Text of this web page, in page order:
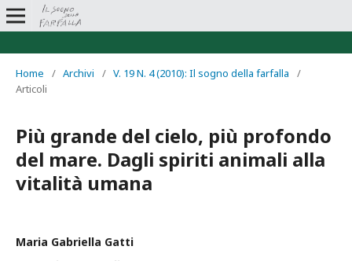
Home / Archivi / V. 19 N. 4 (2010): Il sogno della farfalla
/
Articoli
Più grande del cielo, più profondo
del mare. Dagli spiriti animali alla
vitalità umana
Maria Gabriella Gatti